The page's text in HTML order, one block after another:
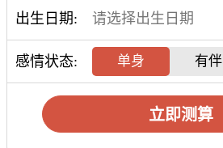
出生日期:
感情状态: 单身 有伴
立即测算